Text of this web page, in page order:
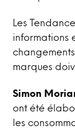
Les
informations
marques
Simon
ont été
les